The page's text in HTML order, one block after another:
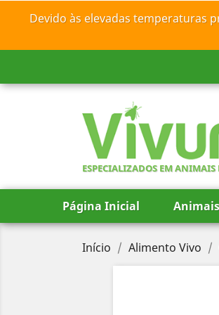
Devido às elevadas temperaturas
ESPECIALIZADOS EM ANIMAIS
Página Inicial Animais
Início Alimento Vivo